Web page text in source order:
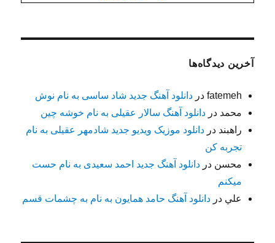
آخرین دیدگاه‌ها
fatemeh دردانلود آهنگ جدید شاد ساسی به نام نوش
محمد دردانلود آهنگ سالار عقیلی به نام خوشه چین
راهبند دردانلود موزیک ویدیو جدید شادمهر عقیلی به نام
تجربه کن
محسن دردانلود آهنگ جدید احمد سعیدی به نام حست
میکنم
علي دردانلود آهنگ حامد همایون به نام به چشمات قسم